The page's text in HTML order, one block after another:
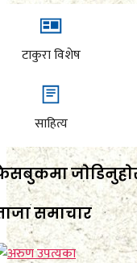
टाकुरा विशेष
साहित्य
समाचार